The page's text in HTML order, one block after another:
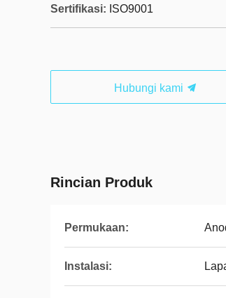
Sertifikasi: ISO9001
Hubungi kami
Rincian Produk
Permukaan:
Instalasi: